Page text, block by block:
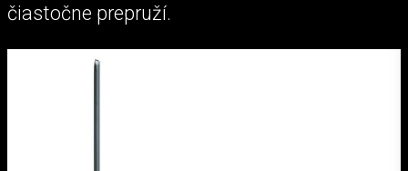
čiastočne prepruží.